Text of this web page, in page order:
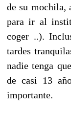
de su mochila,
para ir al
coger ..).
tardes
nadie tenga
de casi 13
importante.